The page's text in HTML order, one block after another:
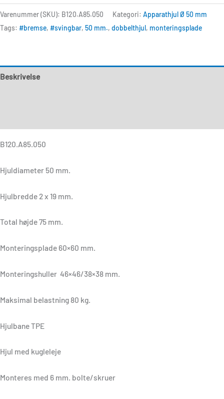
Varenummer (SKU): B120.A85.050 Kategori: Apparathjul Ø 50 mm
Tags: #bremse, #svingbar, 50 mm., dobbelthjul, monteringsplade
Beskrivelse
B120.A85.050
Hjuldiameter 50 mm.
Hjulbredde 2 x 19 mm.
Total højde 75 mm.
Monteringsplade 60×60 mm.
Monteringshuller 46×46/38×38 mm.
Maksimal belastning 80 kg.
Hjulbane TPE
Hjul med kugleleje
Monteres med 6 mm. bolte/skruer